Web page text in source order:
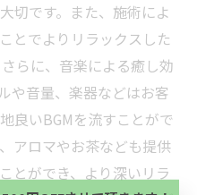
切です。また、施術によ
とでよりリラックスした
らに、音楽による癒し効
や音量、楽器などはお客
良いBGMを流すことがで
アロマやお茶なども提供
とができ、より深いリラ
達登録頂いたお客様は
す。 既に 追加済の
達登録頂いたお客様は
す。 既に 追加済の
、✖印でお閉じ下さ